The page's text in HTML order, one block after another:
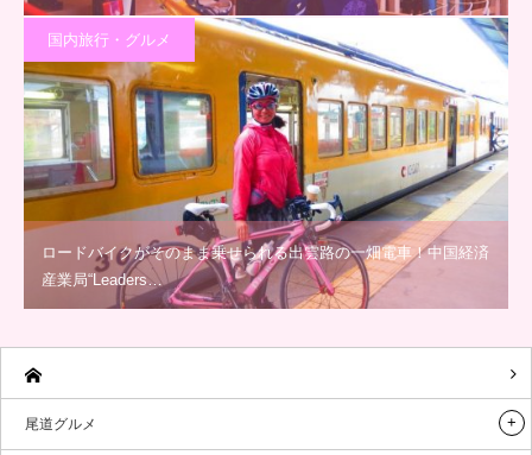
国内旅行・グルメ
ロードバイクがそのまま乗せられる出雲路の一畑電車！中国経済
産業局“Leaders…
尾道グルメ